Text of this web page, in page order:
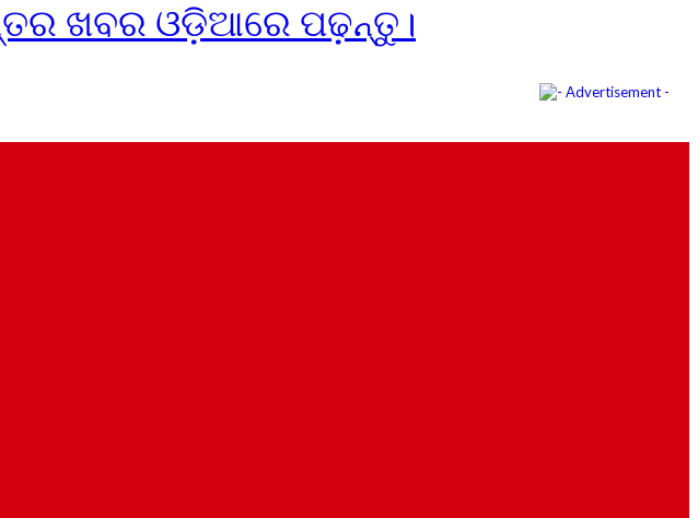
ଖବର ଓଡ଼ିଆରେ ପଢ଼ନ୍ତୁ।